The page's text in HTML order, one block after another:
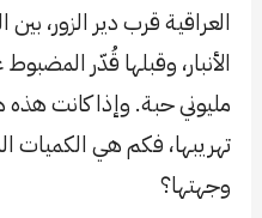
العراقية قرب دير الزور،
الأنبار، وقبلها قُدّر
مليوني حبة. وإذا كانت
تهريبها، فكم هي الكميات
وجهتها؟